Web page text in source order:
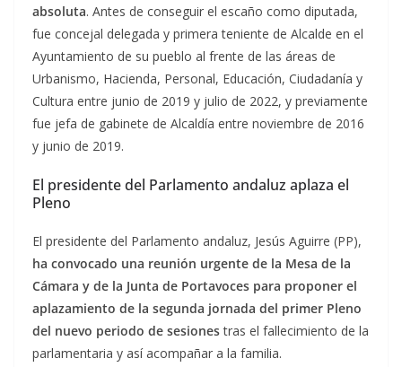
absoluta. Antes de conseguir el escaño como diputada,
fue concejal delegada y primera teniente de Alcalde en el
Ayuntamiento de su pueblo al frente de las áreas de
Urbanismo, Hacienda, Personal, Educación, Ciudadanía y
Cultura entre junio de 2019 y julio de 2022, y previamente
fue jefa de gabinete de Alcaldía entre noviembre de 2016
y junio de 2019.
El presidente del Parlamento andaluz aplaza el
Pleno
El presidente del Parlamento andaluz, Jesús Aguirre (PP),
ha convocado una reunión urgente de la Mesa de la
Cámara y de la Junta de Portavoces para proponer el
aplazamiento de la segunda jornada del primer Pleno
del nuevo periodo de sesionestras el fallecimiento de la
parlamentaria y así acompañar a la familia.